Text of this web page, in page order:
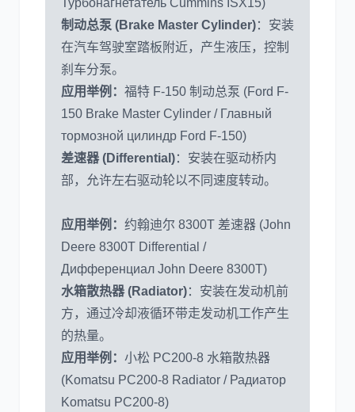
Турбонагнетатель Cummins ISX15)
制动总泵 (Brake Master Cylinder)：安装
在汽车驾驶室踏板附近，产生液压，控制
刹车分泵。
应用举例： 福特 F-150 制动总泵 (Ford F-
150 Brake Master Cylinder / Главный
тормозной цилиндр Ford F-150)
差速器 (Differential)：安装在驱动桥内
部，允许左右驱动轮以不同速度转动。
应用举例： 约翰迪尔 8300T 差速器 (John
Deere 8300T Differential /
Дифференциал John Deere 8300T)
水箱散热器 (Radiator)：安装在发动机前
方，通过冷却液循环带走发动机工作产生
的热量。
应用举例： 小松 PC200-8 水箱散热器
(Komatsu PC200-8 Radiator / Радиатор
Komatsu PC200-8)